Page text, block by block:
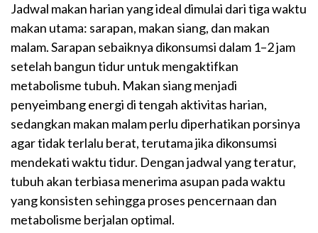
Jadwal makan harian yang ideal dimulai dari tiga waktu
makan utama: sarapan, makan siang, dan makan
malam. Sarapan sebaiknya dikonsumsi dalam 1–2 jam
setelah bangun tidur untuk mengaktifkan
metabolisme tubuh. Makan siang menjadi
penyeimbang energi di tengah aktivitas harian,
sedangkan makan malam perlu diperhatikan porsinya
agar tidak terlalu berat, terutama jika dikonsumsi
mendekati waktu tidur. Dengan jadwal yang teratur,
tubuh akan terbiasa menerima asupan pada waktu
yang konsisten sehingga proses pencernaan dan
metabolisme berjalan optimal.